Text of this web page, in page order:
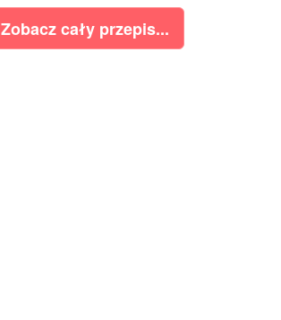
Zobacz cały przepis...